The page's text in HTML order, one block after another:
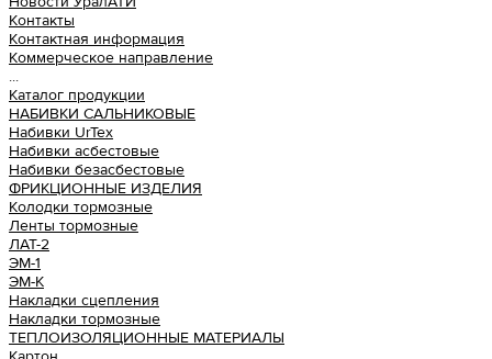
Контакты
Контактная информация
Коммерческое направление
...
Каталог продукции
НАБИВКИ САЛЬНИКОВЫЕ
Набивки UrTex
Набивки асбестовые
Набивки безасбестовые
ФРИКЦИОННЫЕ ИЗДЕЛИЯ
Колодки тормозные
Ленты тормозные
ЛАТ-2
ЭМ-1
ЭМ-К
Накладки сцепления
Накладки тормозные
ТЕПЛОИЗОЛЯЦИОННЫЕ МАТЕРИАЛЫ